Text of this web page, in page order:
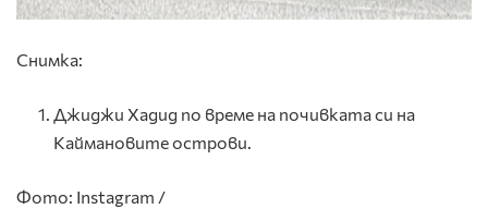
Снимка:
Джиджи Хадид по време на почивката си на
Каймановите острови.
Фото: Instagram /